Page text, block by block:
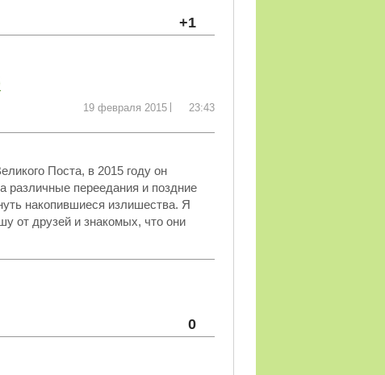
+1
19 февраля 2015 23:43
Поста, в 2015 году он
различные переедания и поздние
накопившиеся излишества. Я
от друзей и знакомых, что они
0